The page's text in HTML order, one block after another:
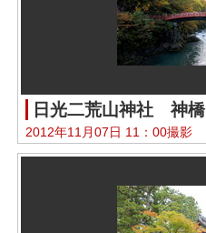
日光二荒山神社 神橋
2012年11月07日 11：00撮影